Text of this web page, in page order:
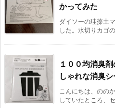
かってみた
ダイソーの珪藻土
した。水切りカゴ
１００均消臭
しゃれな消臭シ
こんにちは、のの
していたところ、